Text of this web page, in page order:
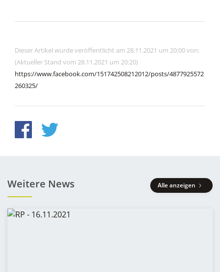
Dieser Artikel wurde veröffentlicht am 28.11.2021 um 20:00 von:
(Aktueller Stand vom 28.11.2021 um 20:20)
https://www.facebook.com/151742508212012/posts/4877925572
260325/
Weitere News Alle anzeigen